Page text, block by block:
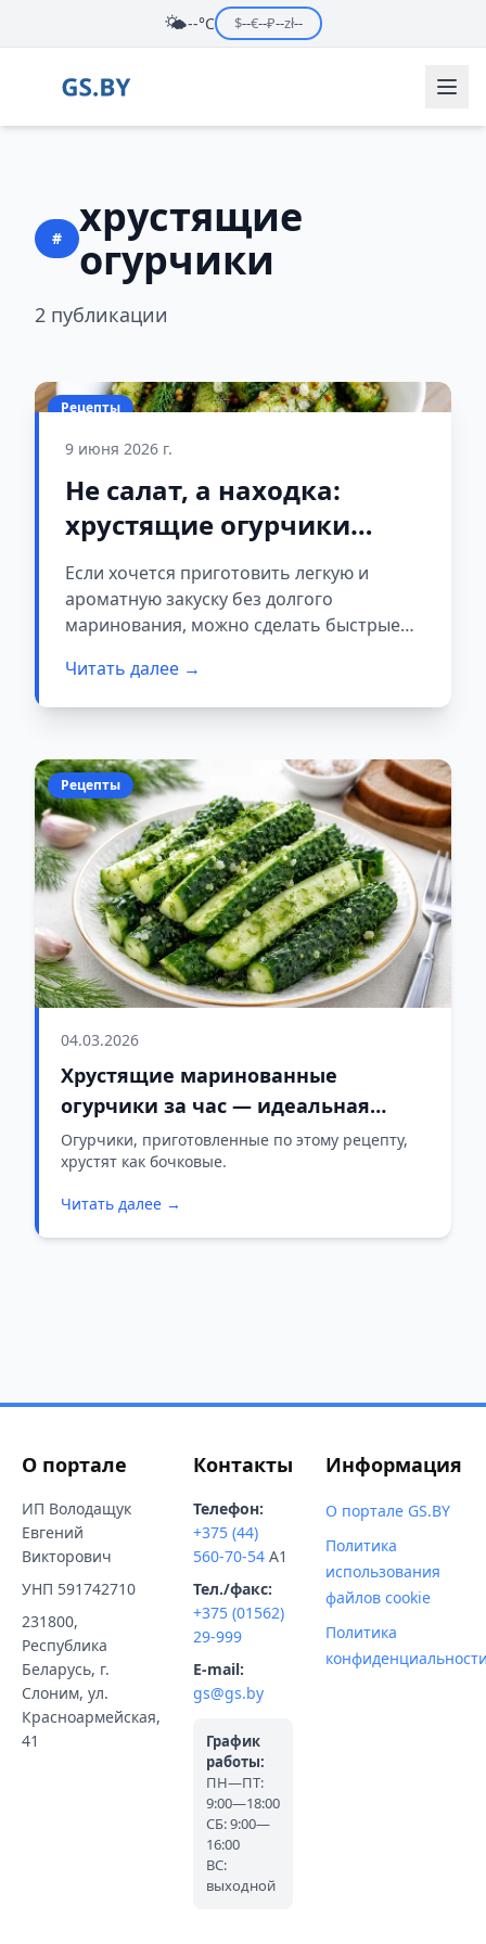
🌤️--°C $--€--₽--zł--
#
хрустящие
огурчики
2 публикации
Рецепты
9 июня 2026 г.
Не салат, а находка:
хрустящие огурчики
готовы уже через 10
минут
Если хочется приготовить легкую и
ароматную закуску без долгого
маринования, можно сделать быстрые
заправке они успевают хорошо
пропитаться всего за несколько минут.
Читать далее →
Рецепты
04.03.2026
Хрустящие маринованные
огурчики за час — идеальная
закуска к картошке
Огурчики, приготовленные по этому рецепту,
хрустят как бочковые.
Читать далее →
О портале
ИП Володащук
Евгений
Викторович
УНП 591742710
231800,
Республика
Беларусь, г.
Слоним, ул.
Красноармейская,
41
Контакты
Телефон:
+375 (44)
560-70-54 A1
Тел./факс:
+375 (01562)
29-999
E-mail:
gs@gs.by
График
работы:
ПН—ПТ:
9:00—18:00
СБ: 9:00—
16:00
ВС:
выходной
Информация
О портале GS.BY
Политика
использования
файлов cookie
Политика